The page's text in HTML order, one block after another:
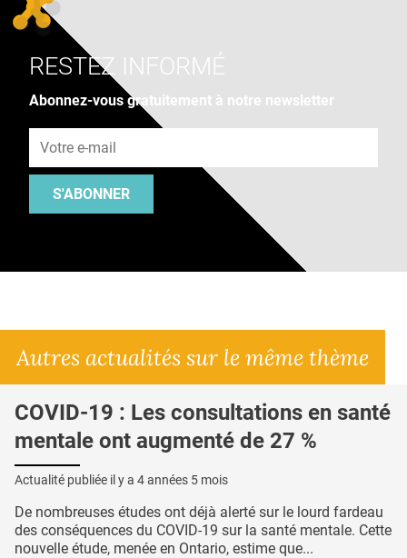
RESTEZ INFORMÉ
Abonnez-vous gratuitement à notre newsletter
S'ABONNER
Autres actualités sur le même thème
COVID-19 : Les consultations en santé
mentale ont augmenté de 27 %
Actualité publiée il y a 4 années 5 mois
De nombreuses études ont déjà alerté sur le lourd fardeau
des conséquences du COVID-19 sur la santé mentale. Cette
nouvelle étude, menée en Ontario, estime que...